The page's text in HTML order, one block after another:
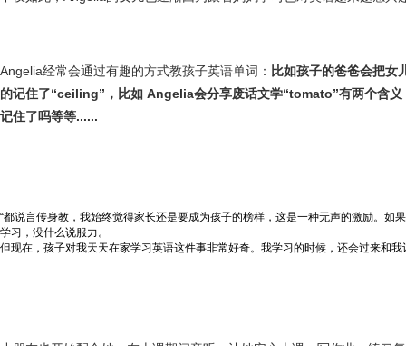
Angelia经常会通过有趣的方式教孩子英语单词： 比如孩子的爸爸会把女
的记住了“ceiling”，比如 Angelia会分享废话文学“tomato”有两个含义
记住了吗等等......
“都说言传身教，我始终觉得家长还是要成为孩子的榜样，这是一种无声的激励。如
学习，没什么说服力。
但现在，孩子对我天天在家学习英语这件事非常好奇。我学习的时候，还会过来和我